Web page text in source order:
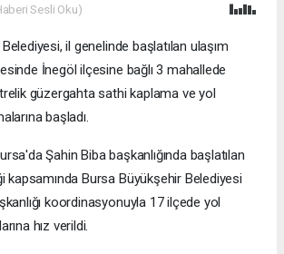
Sesli Oku)
il genelinde başlatılan ulaşım
İnegöl ilçesine bağlı 3 mahallede
güzergahta sathi kaplama ve yol
başladı.
Şahin Biba başkanlığında başlatılan
kapsamında Bursa Büyükşehir Belediyesi
koordinasyonuyla 17 ilçede yol
hız verildi.